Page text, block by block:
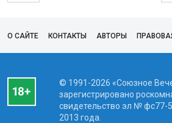
О САЙТЕ КОНТАКТЫ АВТОРЫ
© 1991-2026 «Союзное
зарегистрировано
свидетельство эл № фc77-
2013 года.